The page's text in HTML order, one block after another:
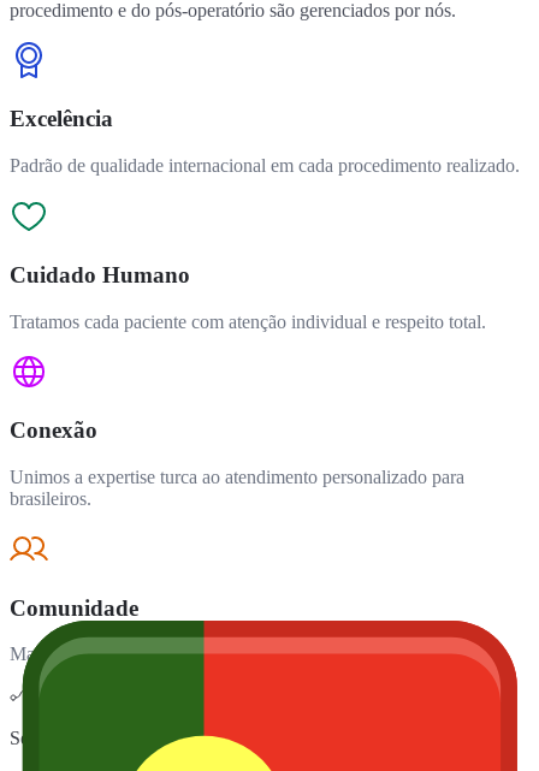
procedimento e do pós-operatório são gerenciados por nós.
Excelência
Padrão de qualidade internacional em cada procedimento realizado.
Cuidado Humano
Tratamos cada paciente com atenção individual e respeito total.
Conexão
Unimos a expertise turca ao atendimento personalizado para
brasileiros.
Comunidade
Mais de 15.000 pacientes que recuperaram a confiança conosco.
Serviços